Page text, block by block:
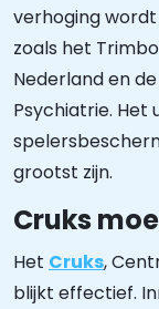
verhoging
zoals het
Nederland en
Psychiatrie. Het
grootst zijn.
Cruks
Het Cruks,
blijkt effectief.